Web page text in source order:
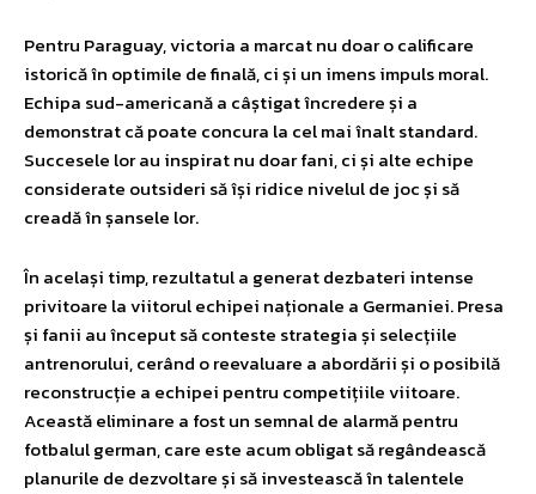
Pentru Paraguay, victoria a marcat nu doar o calificare
istorică în optimile de finală, ci și un imens impuls moral.
Echipa sud-americană a câștigat încredere și a
demonstrat că poate concura la cel mai înalt standard.
Succesele lor au inspirat nu doar fani, ci și alte echipe
considerate outsideri să își ridice nivelul de joc și să
creadă în șansele lor.
În același timp, rezultatul a generat dezbateri intense
privitoare la viitorul echipei naționale a Germaniei. Presa
și fanii au început să conteste strategia și selecțiile
antrenorului, cerând o reevaluare a abordării și o posibilă
reconstrucție a echipei pentru competițiile viitoare.
Această eliminare a fost un semnal de alarmă pentru
fotbalul german, care este acum obligat să regândească
planurile de dezvoltare și să investească în talentele